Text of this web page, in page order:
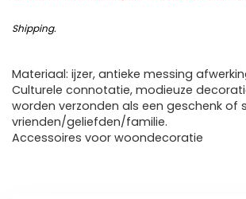
Shipping.
Materiaal: ijzer, antieke messing
Culturele connotatie, modieuze
worden verzonden als een geschenk of
vrienden/geliefden/familie.
Accessoires voor woondecoratie